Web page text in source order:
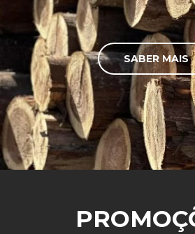
SABER MAIS